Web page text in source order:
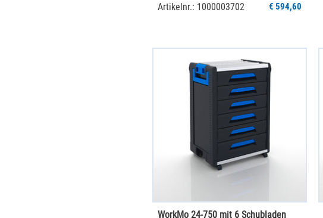
Artikelnr.: 1000003702
€ 594,60
WorkMo 24-750 mit 6 Schubladen